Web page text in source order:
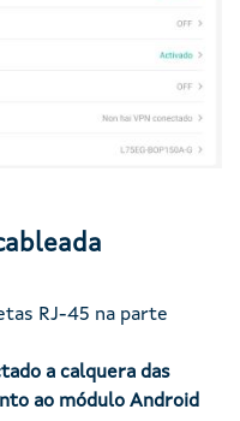
RJ-45 na parte
a calquera das
ao módulo Android